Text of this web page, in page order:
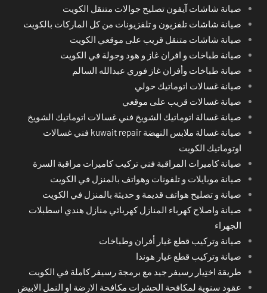
صيانة شاشات آيفون تصليح جوالات متنقل الكويت
صيانة شاشات تلفزيون و تلفزيونات من كل الماركات بالكويت
صيانة شاشات متنقل قريب على موقعي الكويت
صيانة طباخات و افران غاز و هود وجولة في الكويت
صيانة طباخات وأفران غاز فوري عبدالله السالم
صيانة غسالات اتوماتيك حولي
صيانة غسالات قريب على موقعي
صيانة غسالة اتوماتيك الشويخ فني غسالات اتوماتيك الشويخ
صيانة غسالة ملابس النهضة kuwait repair فني غسالات
اوتوماتيك الكويت
صيانة كاميرات المراقبة فني تركيب كاميرات مراقبة السرة
صيانة موبايلات و تلفونات وهواتف بالمنزل في الكويت
صيانة و تصليح هواتف قديمة و حديثة بالمنزل في الكويت
صيانة واصلاح كهرباء المنازل كهربائي منازل هندي اسطبلات
الجهراء
صيانة وتركيب قطع غيار أفران وطباخات
صيانة وتركيب قطع غيار هوندا
طريقة اختِيار رسيفر جيد مع برمجة رسيفر كاملة في الكويت
عقود سنوية لمكافحة الحشرات مكافحة الارضة او النمل الابيض